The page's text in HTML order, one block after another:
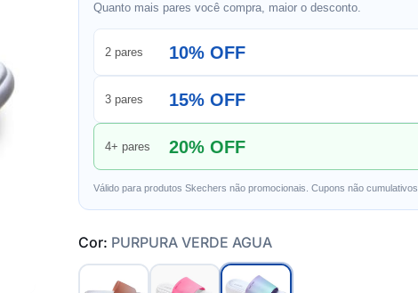
Quanto mais pares você compra, maior o desconto.
2 pares 10% OFF
3 pares 15% OFF
4+ pares 20% OFF
Válido para produtos Skechers não promocionais. Cupons não cumulativos.
Cor: PURPURA VERDE AGUA